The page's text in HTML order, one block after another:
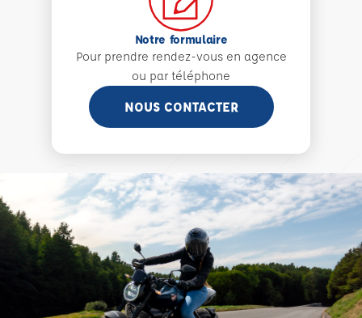
Notre formulaire
Pour prendre rendez-vous en agence
ou par téléphone
NOUS CONTACTER